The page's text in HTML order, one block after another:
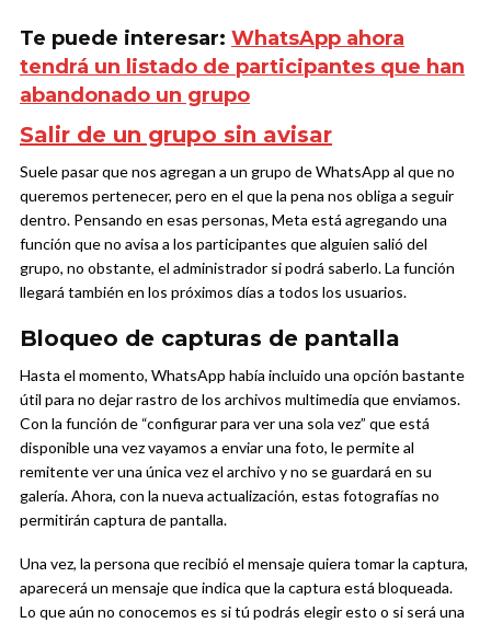
Te puede interesar: WhatsApp ahora
tendrá un listado de participantes que han
abandonado un grupo
Salir de un grupo sin avisar
Suele pasar que nos agregan a un grupo de WhatsApp al que no
queremos pertenecer, pero en el que la pena nos obliga a seguir
dentro. Pensando en esas personas, Meta está agregando una
función que no avisa a los participantes que alguien salió del
grupo, no obstante, el administrador si podrá saberlo. La función
llegará también en los próximos días a todos los usuarios.
Bloqueo de capturas de pantalla
Hasta el momento, WhatsApp había incluido una opción bastante
útil para no dejar rastro de los archivos multimedia que enviamos.
Con la función de “configurar para ver una sola vez” que está
disponible una vez vayamos a enviar una foto, le permite al
remitente ver una única vez el archivo y no se guardará en su
galería. Ahora, con la nueva actualización, estas fotografías no
permitirán captura de pantalla.
Una vez, la persona que recibió el mensaje quiera tomar la captura,
aparecerá un mensaje que indica que la captura está bloqueada.
Lo que aún no conocemos es si tú podrás elegir esto o si será una